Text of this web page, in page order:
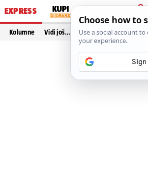
EXPRESS
PRIJAVA
Kolumne Vidi još…